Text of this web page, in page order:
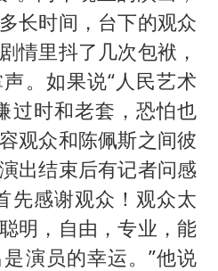
长时间，台下的观众
情里抖了几次包袱，
。如果说“人民艺术
过时和老套，恐怕也
观众和陈佩斯之间彼
出结束后有记者问感
先感谢观众！观众太
明，自由，专业，能
演员的幸运。”他说